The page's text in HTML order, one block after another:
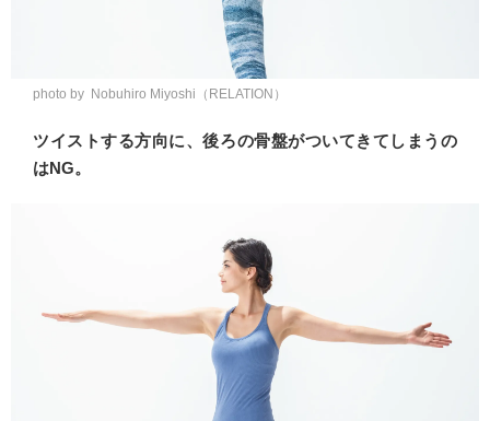
photo by Nobuhiro Miyoshi（RELATION）
ツイストする方向に、後ろの骨盤がついてきてしまうの
はNG。